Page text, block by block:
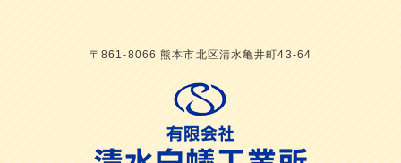
〒861-8066 熊本市北区清水亀井町43-64